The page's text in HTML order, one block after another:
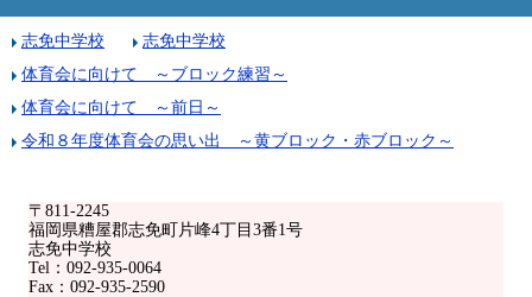
〒811-2245
福岡県糟屋郡志免町片峰4丁目3番1号
志免中学校
Tel：092-935-0064
Fax：092-935-2590
志免中学校
志免中学校
体育会に向けて ～ブロック練習～
体育会に向けて ～前日～
令和８年度体育会の思い出 ～黄ブロック・赤ブロック～